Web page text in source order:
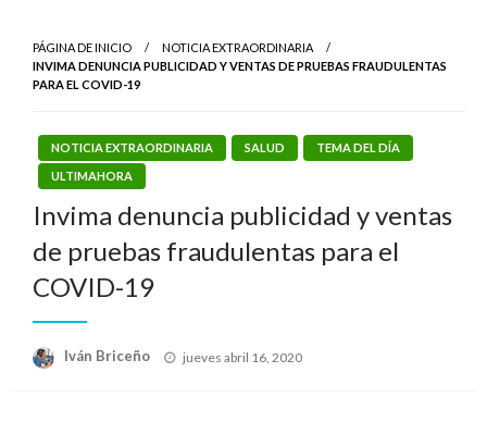
PÁGINA DE INICIO
NOTICIA EXTRAORDINARIA
INVIMA DENUNCIA PUBLICIDAD Y VENTAS DE PRUEBAS FRAUDULENTAS
PARA EL COVID-19
NOTICIA EXTRAORDINARIA SALUD
TEMA DEL DÍA
ULTIMAHORA
Invima denuncia publicidad y ventas
de pruebas fraudulentas para el
COVID-19
Iván Briceño
Publicado
jueves abril 16, 2020